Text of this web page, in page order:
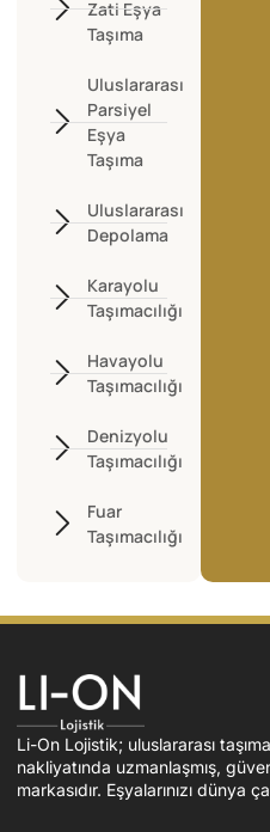
Zati Eşya
Taşıma
Uluslararası
Parsiyel
Eşya
Taşıma
Uluslararası
Depolama
Karayolu
Taşımacılığı
Havayolu
Taşımacılığı
Denizyolu
Taşımacılığı
Fuar
Taşımacılığı
Li-On Lojistik; uluslararası
nakliyatında uzmanlaşmış,
markasıdır. Eşyalarınızı dünya